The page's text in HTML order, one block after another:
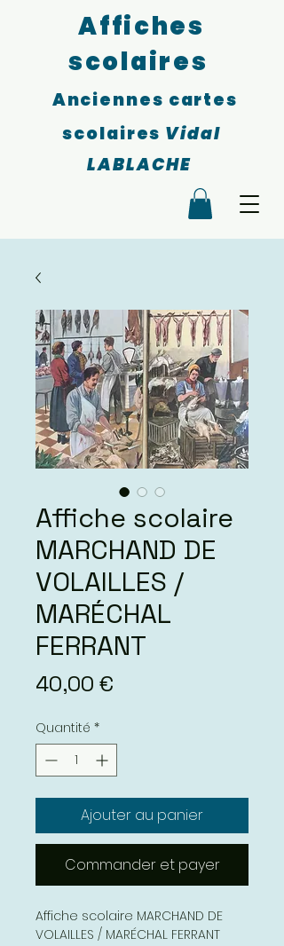
Affiches
scolaires
Anciennes cartes
scolaires Vidal
LABLACHE
Affiche scolaire
MARCHAND DE
VOLAILLES /
MARÉCHAL
FERRANT
40,00 €
Quantité *
Ajouter au panier
Commander et payer
Affiche scolaire MARCHAND DE
VOLAILLES / MARÉCHAL FERRANT